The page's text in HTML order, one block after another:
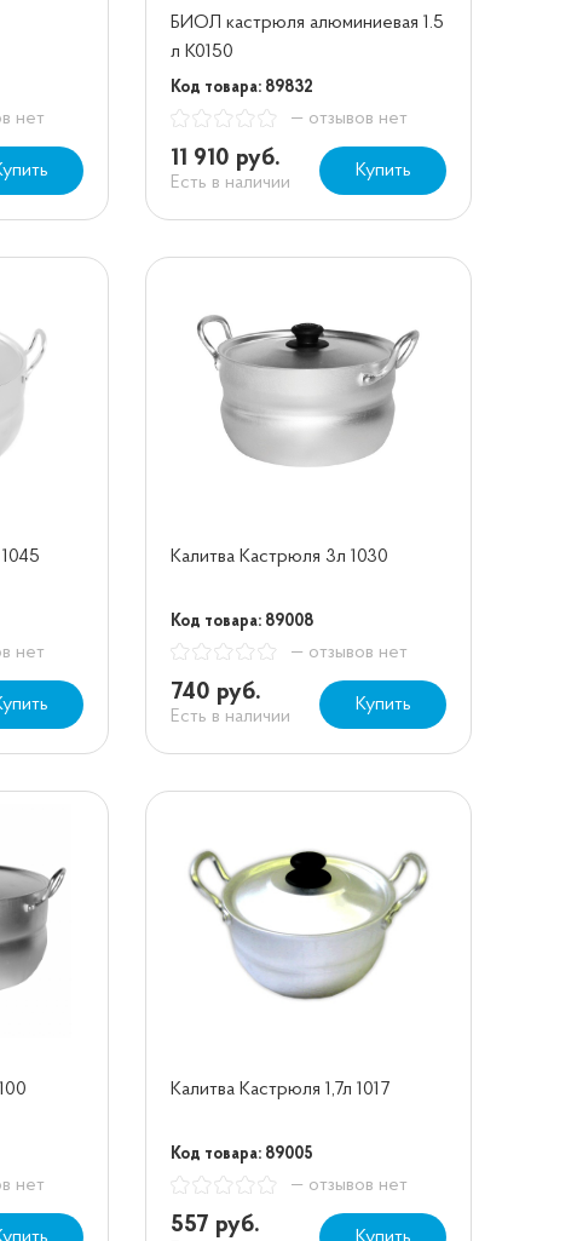
нет
БИОЛ кастрюля алюминиевая 1.5
л К0150
Код товара: 89832
— отзывов нет
11 910 руб.
Есть в наличии
Купить
нет
Калитва Кастрюля 3л 1030
Код товара: 89008
— отзывов нет
740 руб.
Есть в наличии
Купить
нет
Калитва Кастрюля 1,7л 1017
Код товара: 89005
— отзывов нет
557 руб.